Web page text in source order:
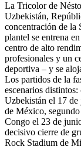
La Tricolor de
Uzbekistán,
concentración de la
plantel se entrena
centro de alto
profesionales y un
deportiva – y se
Los partidos de la
escenarios
Uzbekistán el 17
de México,
Congo el 23 de
decisivo cierre de
Rock Stadium de